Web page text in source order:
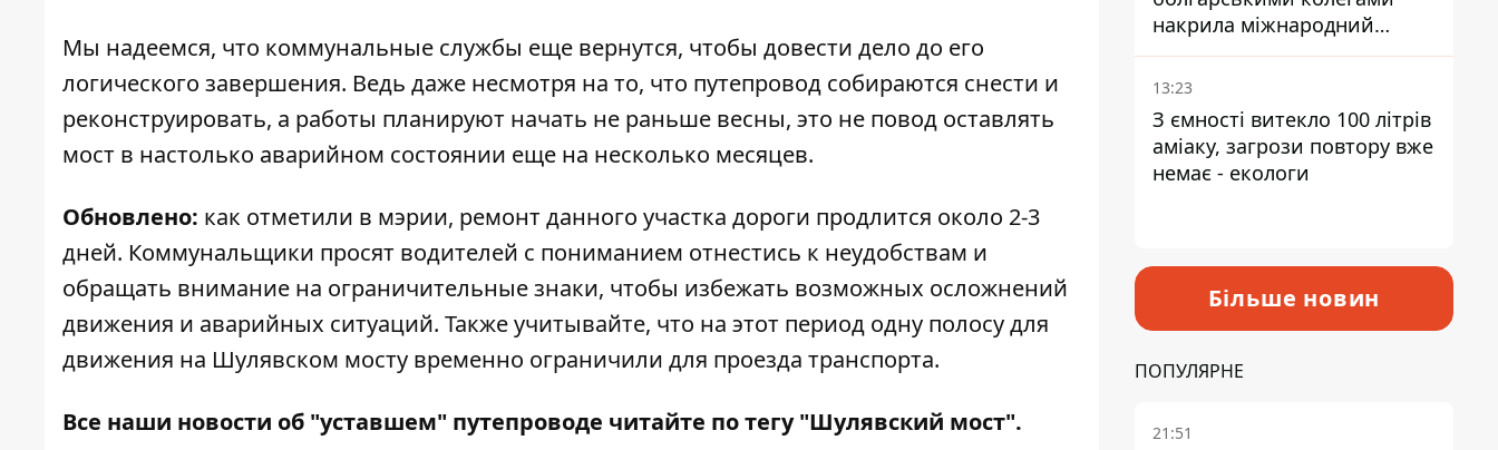
Мы надеемся, что коммунальные службы еще вернутся, чтобы довести дело до его
логического завершения. Ведь даже несмотря на то, что путепровод собираются снести и
реконструировать, а работы планируют начать не раньше весны, это не повод оставлять
мост в настолько аварийном состоянии еще на несколько месяцев.
Обновлено: как отметили в мэрии, ремонт данного участка дороги продлится около 2-3
дней. Коммунальщики просят водителей с пониманием отнестись к неудобствам и
обращать внимание на ограничительные знаки, чтобы избежать возможных осложнений
движения и аварийных ситуаций. Также учитывайте, что на этот период одну полосу для
движения на Шулявском мосту временно ограничили для проезда транспорта.
Все наши новости об "уставшем" путепроводе читайте по тегу"Шулявский мост".
накрила міжнародний
наркосиндикат
13:23
З ємності витекло 100 літрів
аміаку, загрози повтору вже
немає - екологи
Більше новин
ПОПУЛЯРНЕ
21:51